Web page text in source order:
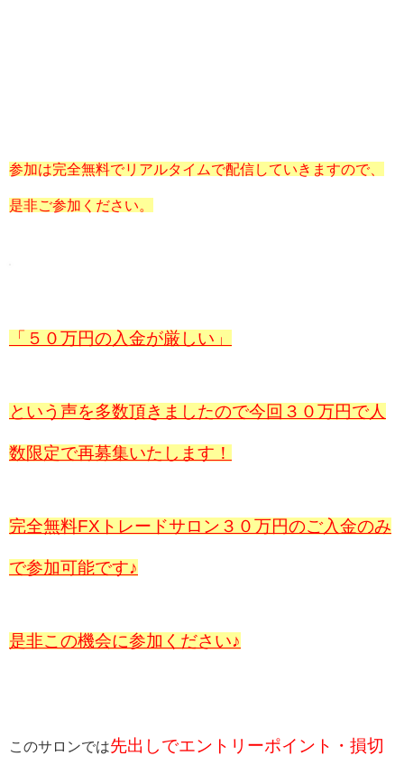
参加は完全無料でリアルタイムで配信していきますので、
是非ご参加ください。
「５０万円の入金が厳しい」
という声を多数頂きましたので今回３０万円で人
数限定で再募集いたします！
完全無料FXトレードサロン３０万円のご入金のみ
で参加可能です♪
是非この機会に参加ください♪
このサロンでは先出しでエントリーポイント・損切